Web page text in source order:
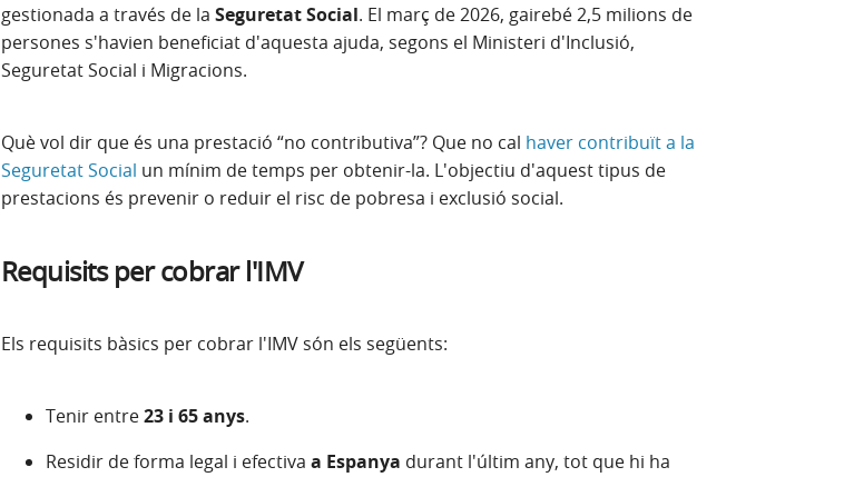
gestionada a través de la Seguretat Social. El març de 2026, gairebé 2,5 milions de
persones s'havien beneficiat d'aquesta ajuda, segons el Ministeri d'Inclusió,
Seguretat Social i Migracions.
Què vol dir que és una prestació “no contributiva”? Que no cal haver contribuït a la
Seguretat Social un mínim de temps per obtenir-la. L'objectiu d'aquest tipus de
prestacions és prevenir o reduir el risc de pobresa i exclusió social.
Requisits per cobrar l'IMV
Els requisits bàsics per cobrar l'IMV són els següents:
Tenir entre23 i 65 anys.
Residir de forma legal i efectiva a Espanya durant l'últim any, tot que hi ha